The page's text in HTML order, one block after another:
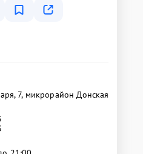
7, микрорайон Донская